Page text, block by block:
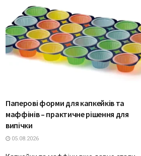
Паперові форми для капкейків та
маффінів – практичне рішення для
випічки
05.08.2026